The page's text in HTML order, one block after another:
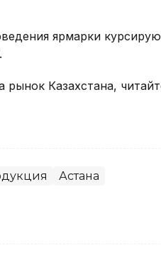
ярмарки
Казахстана,
Астана